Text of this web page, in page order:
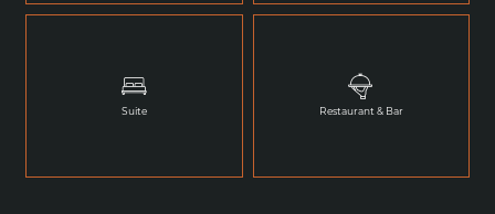
Suite Restaurant & Bar